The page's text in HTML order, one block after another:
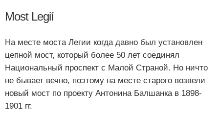
Most Legií
На месте моста Легии когда давно был установлен
цепной мост, который более 50 лет соединял
Национальный проспект с Малой Страной. Но ничто
не бывает вечно, поэтому на месте старого возвели
новый мост по проекту Антонина Балшанка в 1898-
1901 гг.